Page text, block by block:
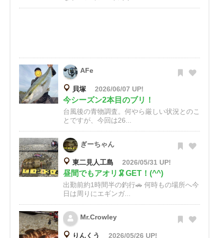
AFe
貝塚 2026/06/07 UP!
今シーズン2本目のブリ！
台風後の青物調査。何やら厳しい状況とのこ
とですが、今回は26...
ぎーちゃん
東二見人工島 2026/05/31 UP!
昼間でもアオリ🦑GET！(^^)
出勤前約1時間半の釣行🚗 何時もの場所へ今
日は周りにエギンガ...
Mr.Crowley
りんくう 2026/05/26 UP!